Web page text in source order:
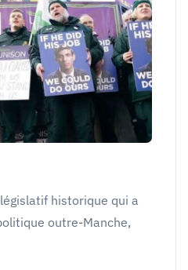
historique qui a
outre-Manche,